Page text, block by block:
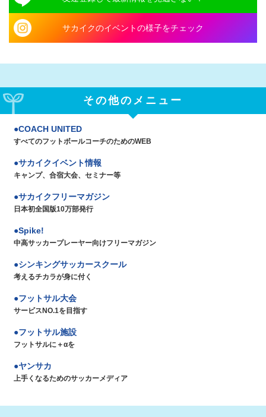
サカイクのイベントの様子をチェック
その他のメニュー
COACH UNITED
すべてのフットボールコーチのためのWEB
サカイクイベント情報
キャンプ、合宿大会、セミナー等
サカイクフリーマガジン
日本初全国版10万部発行
Spike!
中高サッカープレーヤー向けフリーマガジン
シンキングサッカースクール
考えるチカラが身に付く
フットサル大会
サービスNO.1を目指す
フットサル施設
フットサルに＋αを
ヤンサカ
上手くなるためのサッカーメディア